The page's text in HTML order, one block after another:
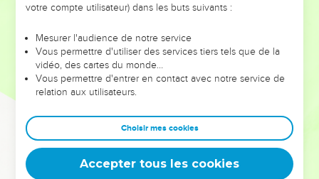
leur foi ou leur vision. Mais on voit moins les doutes, les erreurs
et les saisons difficiles qu'ils ont traversés, alors même que ce
sont elles qui les ont façonnés.
Dans cette conférence, leaders, entrepreneurs, et responsables
clés pour avancer avec plus de sagesse afin que leurs erreurs
deviennent vos tremplins. Que vous guidiez un ministère, une
équipe, un groupe ou une famille, leur expérience est faite
votre compte utilisateur) dans les buts suivants :
Mesurer l'audience de notre service
Vous permettre d'utiliser des services tiers tels que de la
vidéo, des cartes du monde…
Vous permettre d'entrer en contact avec notre service de
relation aux utilisateurs.
Choisir mes cookies
Accepter tous les cookies